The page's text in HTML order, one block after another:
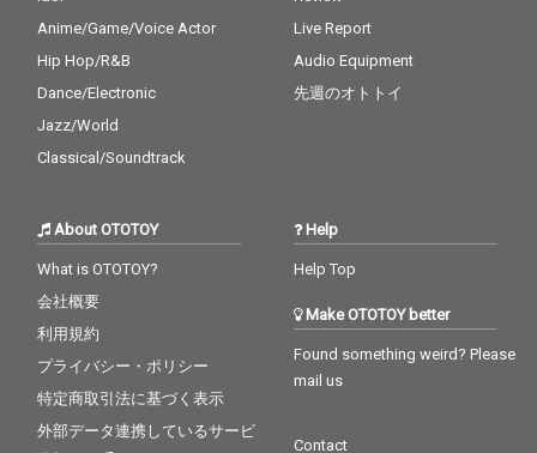
Anime/Game/Voice Actor
Hip Hop/R&B
Dance/Electronic
Jazz/World
Classical/Soundtrack
Live Report
Audio Equipment
先週のオトトイ
About OTOTOY
What is OTOTOY?
会社概要
利用規約
プライバシー・ポリシー
特定商取引法に基づく表示
外部データ連携しているサービ
Help
Help Top
Make OTOTOY better
Found something weird? Please
mail us
Contact